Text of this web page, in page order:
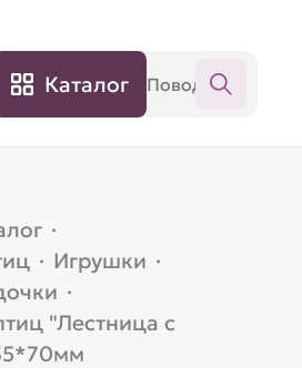
Каталог
·
· Игрушки ·
·
"Лестница с